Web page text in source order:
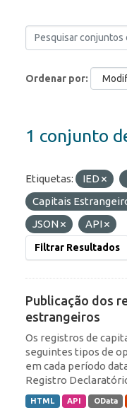
Ordenar por
1 conjunto
Etiquetas: IED
Capitais
JSON
API
Filtrar Resultados
Publicação dos
estrangeiros
Os registros de
seguintes tipos de
em cada período
Registro
HTML API OData